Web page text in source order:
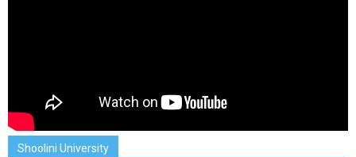
Shoolini University